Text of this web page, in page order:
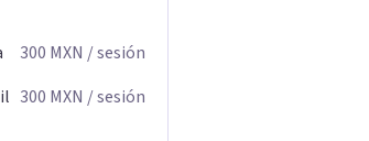
300 MXN / sesión
300 MXN / sesión